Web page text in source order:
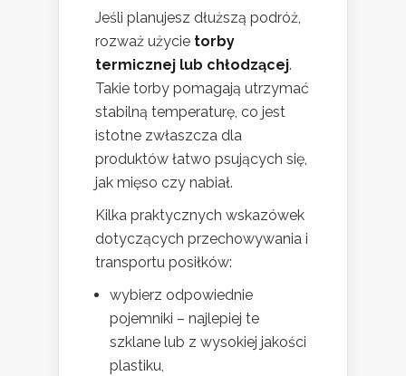
Jeśli planujesz dłuższą podróż,
rozważ użycie torby
termicznej lub chłodzącej.
Takie torby pomagają utrzymać
stabilną temperaturę, co jest
istotne zwłaszcza dla
produktów łatwo psujących się,
jak mięso czy nabiał.
Kilka praktycznych wskazówek
dotyczących przechowywania i
transportu posiłków:
wybierz odpowiednie
pojemniki – najlepiej te
szklane lub z wysokiej jakości
plastiku,